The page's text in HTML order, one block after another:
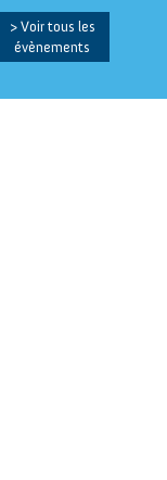
> Voir tous les
évènements